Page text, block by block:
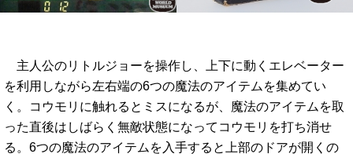
主人公のリトルジョーを操作し、上下に動くエレベーター
を利用しながら左右端の6つの魔法のアイテムを集めてい
く。コウモリに触れるとミスになるが、魔法のアイテムを取
った直後はしばらく無敵状態になってコウモリを打ち消せ
る。6つの魔法のアイテムを入手すると上部のドアが開くの